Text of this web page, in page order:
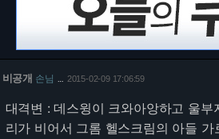
비공개 손님 2015-02-09 17:06:59
대격변 : 데스윙이 크와아앙하고 울
리가 비어서 그롬 헬스크림의 아들